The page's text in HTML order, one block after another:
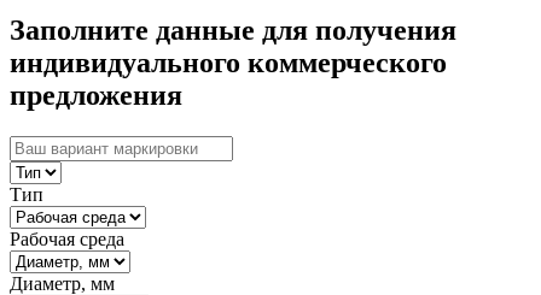
Заполните данные для получения
индивидуального коммерческого
предложения
Тип
Рабочая среда
Диаметр, мм